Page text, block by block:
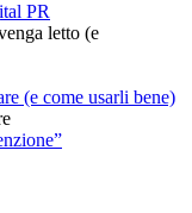
PR
letto (e
(e come usarli bene)